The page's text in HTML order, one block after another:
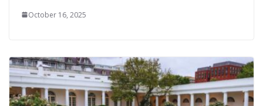
October 16, 2025